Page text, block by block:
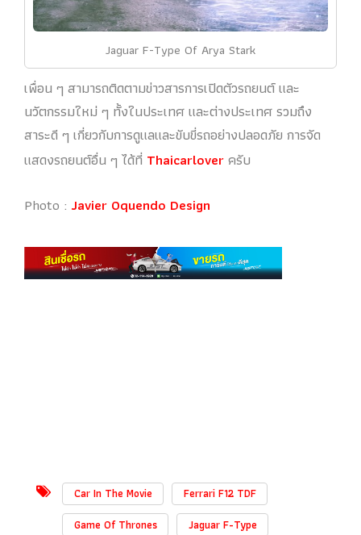
Jaguar F-Type Of Arya Stark
เพื่อน ๆ สามารถติดตามข่าวสารการเปิดตัวรถยนต์ และ
นวัตกรรมใหม่ ๆ ทั้งในประเทศ และต่างประเทศ รวมถึง
สาระดี ๆ เกี่ยวกับการดูแลและขับขี่รถอย่างปลอดภัย การจัด
แสดงรถยนต์อื่น ๆ ได้ที่ Thaicarloverครับ
Photo : Javier Oquendo Design
Car In The Movie
Ferrari F12 TDF
Game Of Thrones
Jaguar F-Type